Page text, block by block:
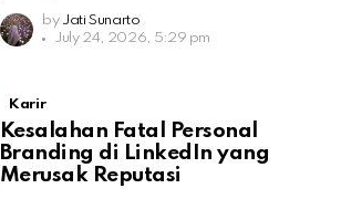
by Jati Sunarto
July 24, 2026, 5:29 pm
Karir
Kesalahan Fatal Personal
Branding di LinkedIn yang
Merusak Reputasi